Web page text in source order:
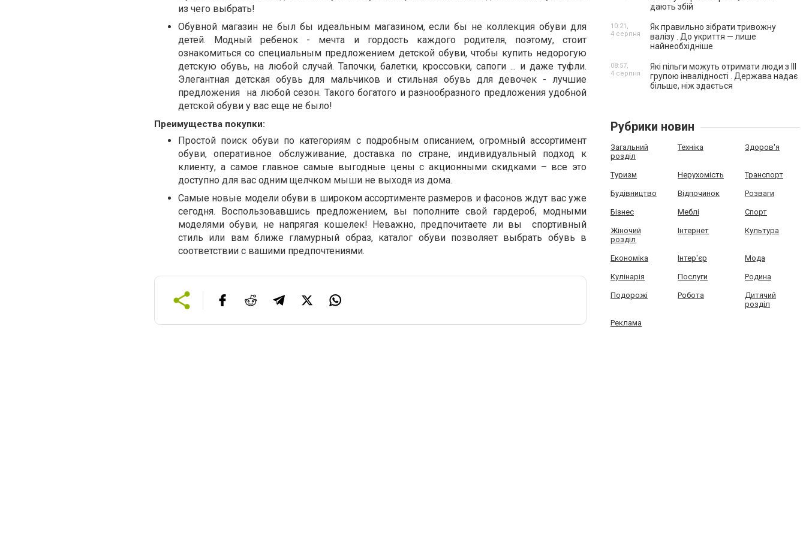
из чего выбрать!
Обувной магазин не был бы идеальным магазином, если бы не коллекция обуви для
детей. Модный ребенок - мечта и гордость каждого родителя, поэтому, стоит
ознакомиться со специальным предложением детской обуви, чтобы купить недорогую
детскую обувь, на любой случай. Тапочки, балетки, кроссовки, сапоги ... и даже туфли.
Элегантная детская обувь для мальчиков и стильная обувь для девочек - лучшие
предложения
на любой сезон. Такого богатого и разнообразного предложения удобной
детской обуви у вас еще не было!
Преимущества покупки:
Простой поиск обуви по категориям с подробным описанием, огромный ассортимент
обуви, оперативное обслуживание, доставка по стране, индивидуальный подход к
клиенту, а самое главное самые выгодные цены с акционными скидками – все это
доступно для вас одним щелчком мыши не выходя из дома.
Самые новые модели обуви в широком ассортименте размеров и фасонов ждут вас уже
сегодня. Воспользовавшись предложением, вы пополните свой гардероб, модными
моделями обуви, не напрягая кошелек! Неважно, предпочитаете ли вы
спортивный
стиль или вам ближе гламурный образ, каталог обуви позволяет выбрать обувь в
соответствии с вашими предпочтениями.
дають збій
Як правильно зібрати тривожну
валізу . До укриття — лише
найнеобхідніше
10:21,
4 серпня
Які пільги можуть отримати люди з III
групою інвалідності . Держава надає
більше, ніж здається
08:57,
4 серпня
Рубрики новин
Загальний
розділ
Техніка Здоров'я
Туризм Нерухомість Транспорт
Будівництво Відпочинок Розваги
Бізнес Меблі Спорт
Жіночий
розділ
Інтернет Культура
Економіка Інтер'єр Мода
Кулінарія Послуги Родина
Подорожі Робота
Дитячий
розділ
Реклама